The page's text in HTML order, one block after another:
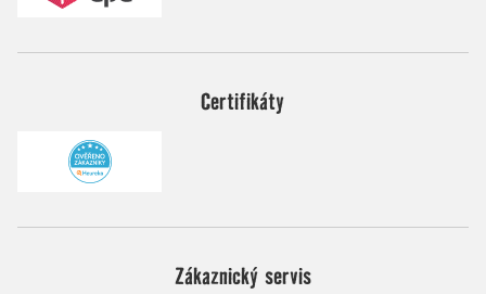
Certifikáty
Zákaznický servis